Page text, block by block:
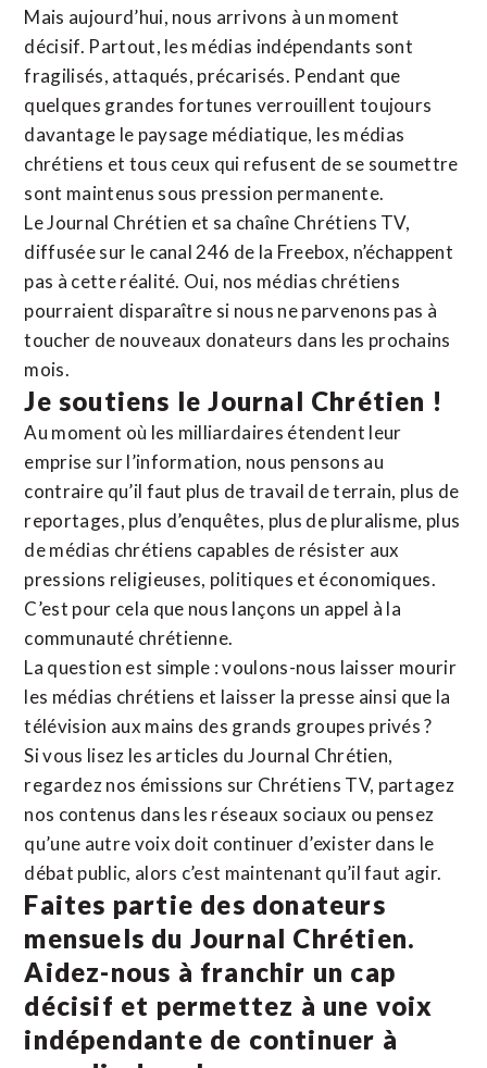
Mais aujourd’hui, nous arrivons à un moment
décisif. Partout, les médias indépendants sont
fragilisés, attaqués, précarisés. Pendant que
quelques grandes fortunes verrouillent toujours
davantage le paysage médiatique, les médias
chrétiens et tous ceux qui refusent de se soumettre
sont maintenus sous pression permanente.
Le Journal Chrétien et sa chaîne Chrétiens TV,
diffusée sur le canal 246 de la Freebox, n’échappent
pas à cette réalité. Oui, nos médias chrétiens
pourraient disparaître si nous ne parvenons pas à
toucher de nouveaux donateurs dans les prochains
mois.
Je soutiens le Journal Chrétien !
Au moment où les milliardaires étendent leur
emprise sur l’information, nous pensons au
contraire qu’il faut plus de travail de terrain, plus de
reportages, plus d’enquêtes, plus de pluralisme, plus
de médias chrétiens capables de résister aux
pressions religieuses, politiques et économiques.
C’est pour cela que nous lançons un appel à la
communauté chrétienne.
La question est simple : voulons-nous laisser mourir
les médias chrétiens et laisser la presse ainsi que la
télévision aux mains des grands groupes privés ?
Si vous lisez les articles du Journal Chrétien,
regardez nos émissions sur Chrétiens TV, partagez
nos contenus dans les réseaux sociaux ou pensez
qu’une autre voix doit continuer d’exister dans le
débat public, alors c’est maintenant qu’il faut agir.
Faites partie des donateurs
mensuels du Journal Chrétien.
Aidez-nous à franchir un cap
décisif et permettez à une voix
indépendante de continuer à